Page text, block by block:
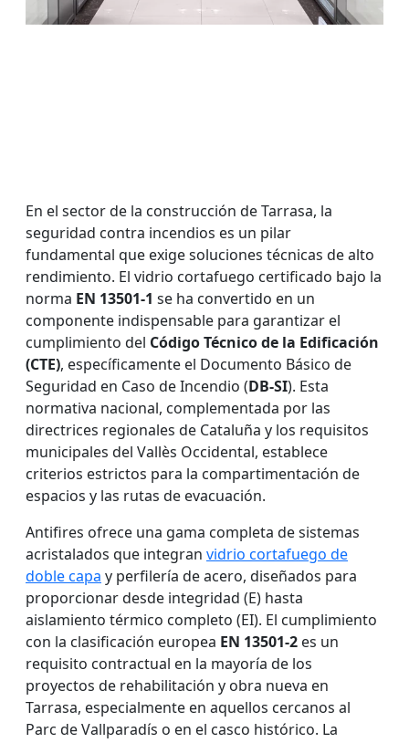
En el sector de la construcción de Tarrasa, la
seguridad contra incendios es un pilar
fundamental que exige soluciones técnicas de alto
rendimiento. El vidrio cortafuego certificado bajo la
norma EN 13501-1 se ha convertido en un
componente indispensable para garantizar el
cumplimiento del Código Técnico de la Edificación
(CTE), específicamente el Documento Básico de
Seguridad en Caso de Incendio (DB-SI). Esta
normativa nacional, complementada por las
directrices regionales de Cataluña y los requisitos
municipales del Vallès Occidental, establece
criterios estrictos para la compartimentación de
espacios y las rutas de evacuación.
Antifires ofrece una gama completa de sistemas
acristalados que integran vidrio cortafuego de
doble capa y perfilería de acero, diseñados para
proporcionar desde integridad (E) hasta
aislamiento térmico completo (EI). El cumplimiento
con la clasificación europea EN 13501-2 es un
requisito contractual en la mayoría de los
proyectos de rehabilitación y obra nueva en
Tarrasa, especialmente en aquellos cercanos al
Parc de Vallparadís o en el casco histórico. La